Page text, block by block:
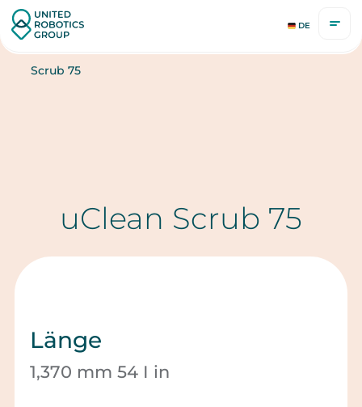
DE
Scrub 75
uClean Scrub 75
Länge
1,370 mm 54 I in